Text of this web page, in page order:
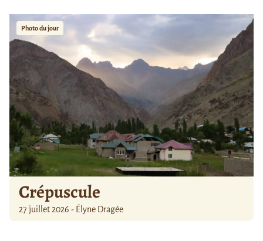
Photo du jour
Crépuscule
27 juillet 2026 - Élyne Dragée